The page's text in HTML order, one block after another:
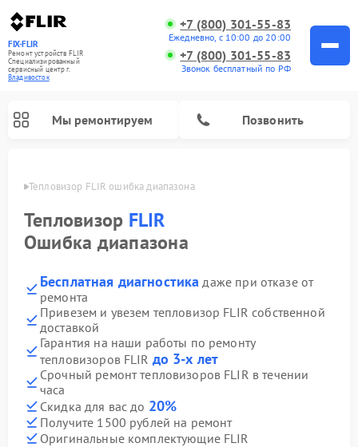
FIX-FLIR
Ремонт устройств FLIR
Специализированный
cервисный центр г.
Владивосток
+7 (800) 301-55-83
Ежедневно, с 10:00 до 20:00
+7 (800) 301-55-83
Звонок бесплатный по РФ
Мы ремонтируем Позвонить
Тепловизор FLIR ошибка диапазона
Тепловизор FLIR
Ошибка диапазона
Бесплатная диагностика даже при отказе от
ремонта
Привезем и увезем тепловизор FLIR собственной
доставкой
Гарантия на наши работы по ремонту
тепловизоров FLIR до 3-х лет
Срочный ремонт тепловизоров FLIR в течении
часа
Скидка для вас до 20%
Получите 1500 рублей на ремонт
Оригинальные комплектующие FLIR